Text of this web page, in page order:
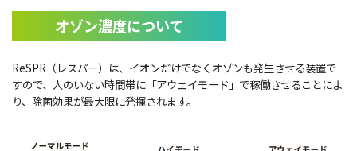
オゾン濃度について
ReSPR（レスパー）は、イオンだけでなくオゾンも発生させる装置で
すので、人のいない時間帯に「アウェイモード」で稼働させることによ
り、除菌効果が最大限に発揮されます。